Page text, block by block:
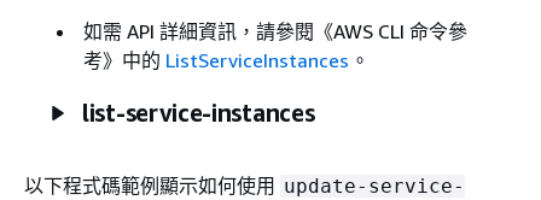
如需 API 詳細資訊，請參閱《AWS CLI 命令參
考》 中的 ListServiceInstances 。
list-service-instances
以下程式碼範例顯示如何使用 update-service-